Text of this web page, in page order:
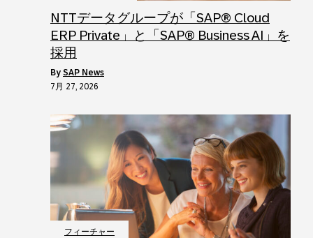
NTTデータグループが「SAP® Cloud
ERP Private」と「SAP® Business AI」を
採用
by SAP News
7月 27, 2026
フィーチャー